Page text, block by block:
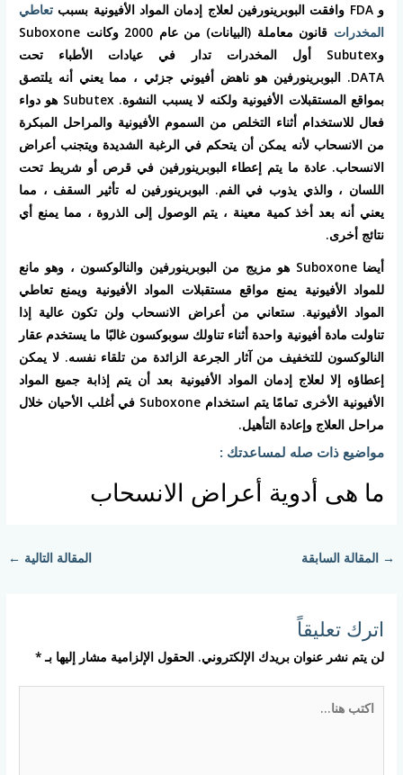
و FDA وافقت البوبرينورفين لعلاج إدمان المواد الأفيونية بسبب
تعاطي
المخدرات
قانون معاملة (البيانات) من عام 2000 وكانت Suboxone
وSubutex أول المخدرات تدار في عيادات الأطباء تحت
DATA. البوبرينورفين هو ناهض أفيوني جزئي ، مما يعني أنه يلتصق
بمواقع المستقبلات الأفيونية ولكنه لا يسبب النشوة. Subutex هو دواء
فعال للاستخدام أثناء التخلص من السموم الأفيونية والمراحل المبكرة
من الانسحاب لأنه يمكن أن يتحكم في الرغبة الشديدة ويتجنب أعراض
الانسحاب. عادة ما يتم إعطاء البوبرينورفين في قرص أو شريط تحت
اللسان ، والذي يذوب في الفم. البوبرينورفين له تأثير السقف ، مما
يعني أنه بعد أخذ كمية معينة ، يتم الوصول إلى الذروة ، مما يمنع أي
نتائج أخرى.
أيضا Suboxone هو مزيج من البوبرينورفين والنالوكسون ، وهو مانع
للمواد الأفيونية يمنع مواقع مستقبلات المواد الأفيونية ويمنع تعاطي
المواد الأفيونية. ستعاني من أعراض الانسحاب ولن تكون عالية إذا
تناولت مادة أفيونية واحدة أثناء تناولك سوبوكسون غالبًا ما يستخدم عقار
النالوكسون للتخفيف من آثار الجرعة الزائدة من تلقاء نفسه. لا يمكن
إعطاؤه إلا لعلاج إدمان المواد الأفيونية بعد أن يتم إذابة جميع المواد
الأفيونية الأخرى تمامًا يتم استخدام Suboxone في أغلب الأحيان خلال
مراحل العلاج وإعادة التأهيل.
مواضيع ذات صله لمساعدتك :
ما هى أدوية أعراض الانسحاب
→ المقالة السابقة المقالة التالية ←
اترك تعليقاً
لن يتم نشر عنوان بريدك الإلكتروني. الحقول الإلزامية مشار إليها بـ*